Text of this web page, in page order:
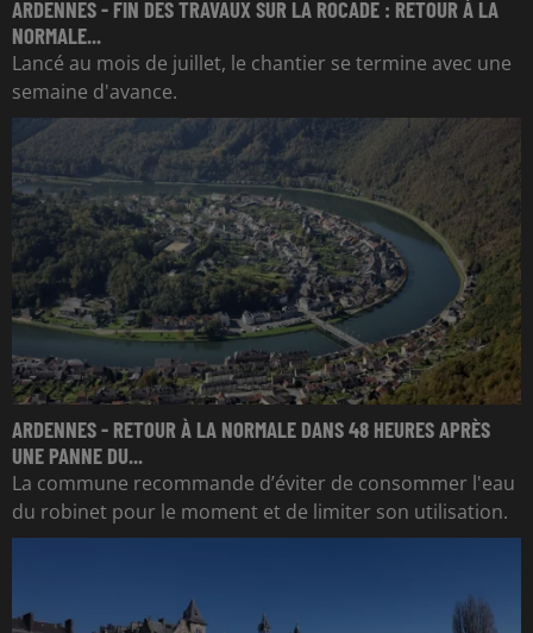
ARDENNES - FIN DES TRAVAUX SUR LA ROCADE : RETOUR À LA
NORMALE...
Lancé au mois de juillet, le chantier se termine avec une
semaine d'avance.
ARDENNES - RETOUR À LA NORMALE DANS 48 HEURES APRÈS
UNE PANNE DU...
La commune recommande d’éviter de consommer l'eau
du robinet pour le moment et de limiter son utilisation.